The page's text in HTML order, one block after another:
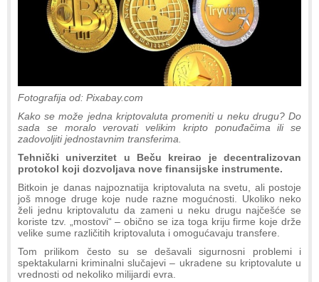
Fotografija od: Pixabay.com
Kako se može jedna kriptovaluta promeniti u neku drugu? Do
sada se moralo verovati velikim kripto ponuđačima ili se
zadovoljiti jednostavnim transferima.
Tehnički univerzitet u Beču kreirao je decentralizovan
protokol koji dozvoljava nove finansijske instrumente.
Bitkoin je danas najpoznatija kriptovaluta na svetu, ali postoje
još mnoge druge koje nude razne mogućnosti. Ukoliko neko
želi jednu kriptovalutu da zameni u neku drugu najčešće se
koriste tzv. „mostovi“ – obično se iza toga kriju firme koje drže
velike sume različitih kriptovaluta i omogućavaju transfere.
Tom prilikom često su se dešavali sigurnosni problemi i
spektakularni kriminalni slučajevi – ukradene su kriptovalute u
vrednosti od nekoliko milijardi evra.